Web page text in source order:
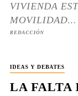
VIVIENDA
MOVILIDAD...
REDACCIÓN
IDEAS Y DEBATES
LA FALTA